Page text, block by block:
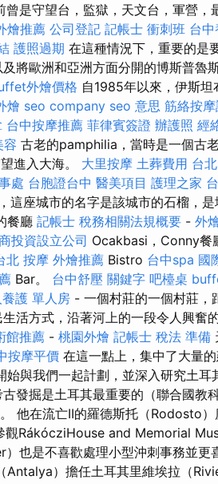
是守望台，監獄，天文台，軍營，
燴推薦 公司登記 記帳士 衝刺班 台
護照過期 在這種情況下，重要的是
將歐洲和亞洲方面分開的博斯普魯
外燴價格 自1985年以來，伊斯
燴 seo company seo 意思 筋絡按
台中按摩推薦 菲律賓簽證 辦護照 經
容 古老的pamphilia，當時是一個古
進入大海。 大里按摩 土葬費用 台
處 台胞證台中 醫美項目 護理之家
這座城市的名字是該城市的石榴，
餐廳 記帳士 稅務相關法規概要 - 外
投資設立公司 Ocakbasi，Conny餐
北 按摩 外燴推薦 Bistro 台中spa 國
Bar。 台中舒壓 關鍵字 吧檯桌
護 單人房 - 一個村莊的一個村莊，
活方式，沿著河上的一段令人興奮
館推薦 - 桃園外燴 記帳士 稅法 準備
按摩平價 在這一點上，集中了大量
與我們一起計劃，並深入研究土
發掘是土耳其最重要的（聯合國教
他在流亡II的羅德斯托（Rodosto）
觀RákócziHouse and Memorial
也是不喜歡處理小型沖刺事務並更
）擔任土耳其里維埃拉（